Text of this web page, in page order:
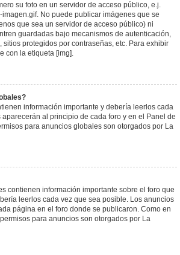
su foto en un servidor de acceso público, e.j.
imagen.gif. No puede publicar imágenes que se
que sea un servidor de acceso público) ni
guardadas bajo mecanismos de autenticación,
sitios protegidos por contraseñas, etc. Para exhibir
con la etiqueta [img].
información importante y debería leerlos cada
al principio de cada foro y en el Panel de
para anuncios globales son otorgados por La
contienen información importante sobre el foro que
leerlos cada vez que sea posible. Los anuncios
página en el foro donde se publicaron. Como en
para anuncios son otorgados por La